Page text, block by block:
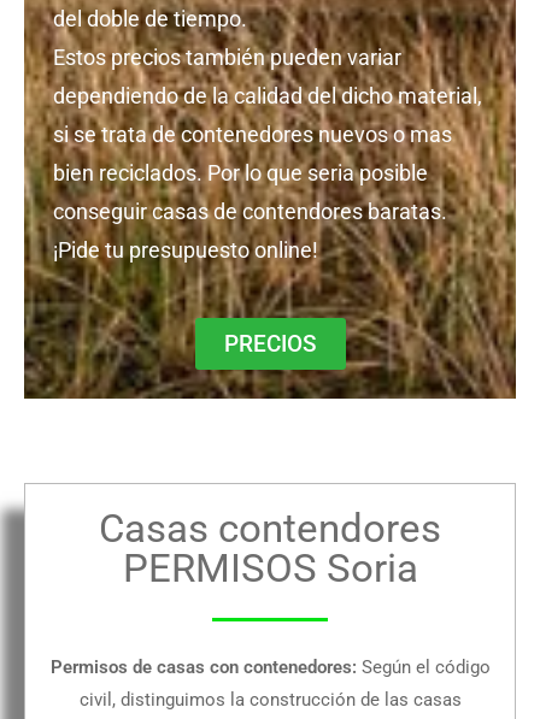
del doble de tiempo.
Estos precios también pueden variar
dependiendo de la calidad del dicho material,
si se trata de contenedores nuevos o mas
bien reciclados. Por lo que seria posible
conseguir casas de contendores baratas.
¡Pide tu presupuesto online!
PRECIOS
Casas contendores
PERMISOS Soria
Permisos de casas con contenedores: Según el código
civil, distinguimos la construcción de las casas